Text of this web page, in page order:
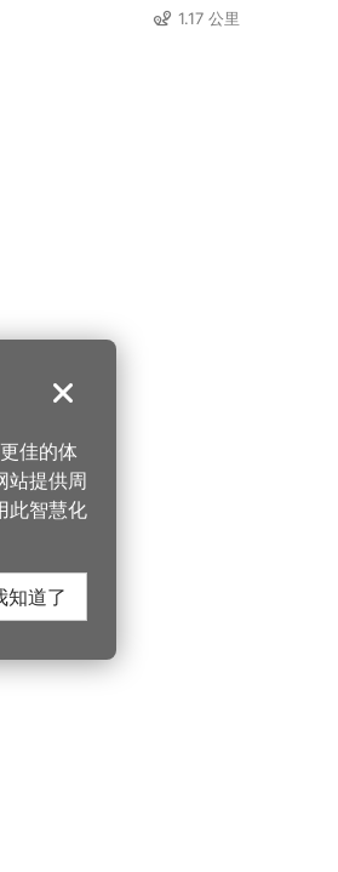
1.17 公里
关闭
佳的体
站提供周
此智慧化
知道了